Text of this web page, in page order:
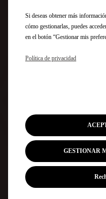
ALCANTARA® NEGRO
Si deseas obtener más
cómo gestionarlas, puedes
en el botón “Gestionar mis
Política de privacidad
GESTIONAR